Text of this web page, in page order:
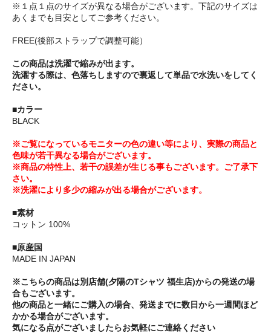
※１点１点のサイズが異なる場合がございます。下記のサイズは
あくまでも目安としてご参考ください。
FREE(後部ストラップで調整可能）
この商品は洗濯で縮みが出ます。
洗濯する際は、色落ちしますので裏返して単品で水洗いをしてく
ださい。
■カラー
BLACK
※ご覧になっているモニターの色の違い等により、実際の商品と
色味が若干異なる場合がございます。
※商品の特性上、若干の誤差が生じる事もございます。ご了承下
さい。
※洗濯により多少の縮みが出る場合がございます。
■素材
コットン 100%
■原産国
MADE IN JAPAN
※こちらの商品は別店舗(夕陽のTシャツ 福生店)からの発送の場
合もございます。
他の商品と一緒にご購入の場合、発送までに数日から一週間ほど
かかる場合がございます。
気になる点がございましたらお気軽にご連絡ください